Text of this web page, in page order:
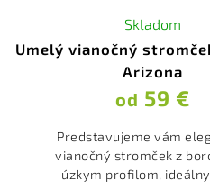
Umelý vianočný
Arizona
Skladom
od 59 €
Predstavujeme vám
vianočný stromček z
úzkym profilom,